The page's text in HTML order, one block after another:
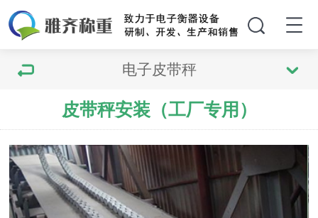
电子皮带秤
皮带秤安装（工厂专用）